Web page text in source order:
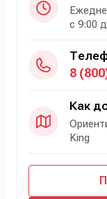
с 9:00
8
Как
King